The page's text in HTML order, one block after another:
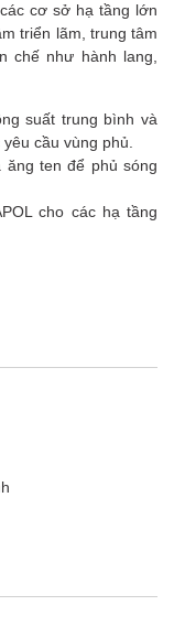
cơ sở hạ tầng lớn
triển lãm, trung tâm
chế như hành lang,
suất trung bình và
cầu vùng phủ.
ăng ten để phủ sóng
cho các hạ tầng